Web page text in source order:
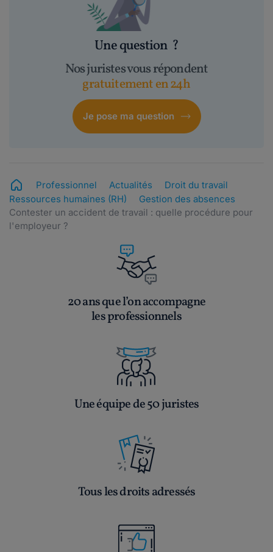
Une question ?
Nos juristes vous répondent
gratuitement en 24h
Je pose ma question
Professionnel Actualités
Droit du travail
Ressources humaines (RH)
Gestion des absences
Contester un accident de travail : quelle procédure pour
l'employeur ?
20 ans que l’on accompagne
les professionnels
Une équipe de 50 juristes
Tous les droits adressés